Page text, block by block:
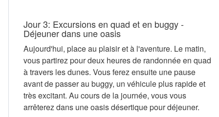
Jour 3: Excursions en quad et en buggy -
Déjeuner dans une oasis
Aujourd'hui, place au plaisir et à l'aventure. Le matin,
vous partirez pour deux heures de randonnée en quad
à travers les dunes. Vous ferez ensuite une pause
avant de passer au buggy, un véhicule plus rapide et
très excitant. Au cours de la journée, vous vous
arrêterez dans une oasis désertique pour déjeuner.